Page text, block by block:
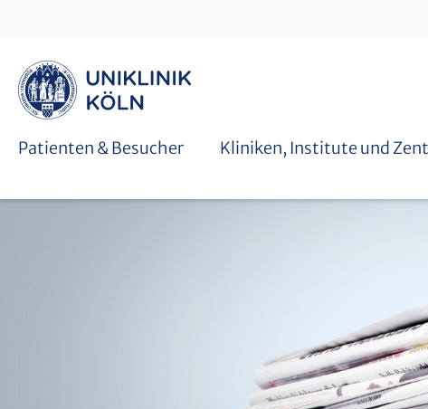
Patienten & Besucher Kliniken, Institute und